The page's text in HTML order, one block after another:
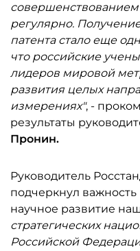
совершенствованием
регулярно.
патента стало еще
что российские
лидеров мировой
развития целых
измерениях", -
результаты
Пронин.
Руководитель
подчеркнул важность
научное развитие
стратегических
Российской